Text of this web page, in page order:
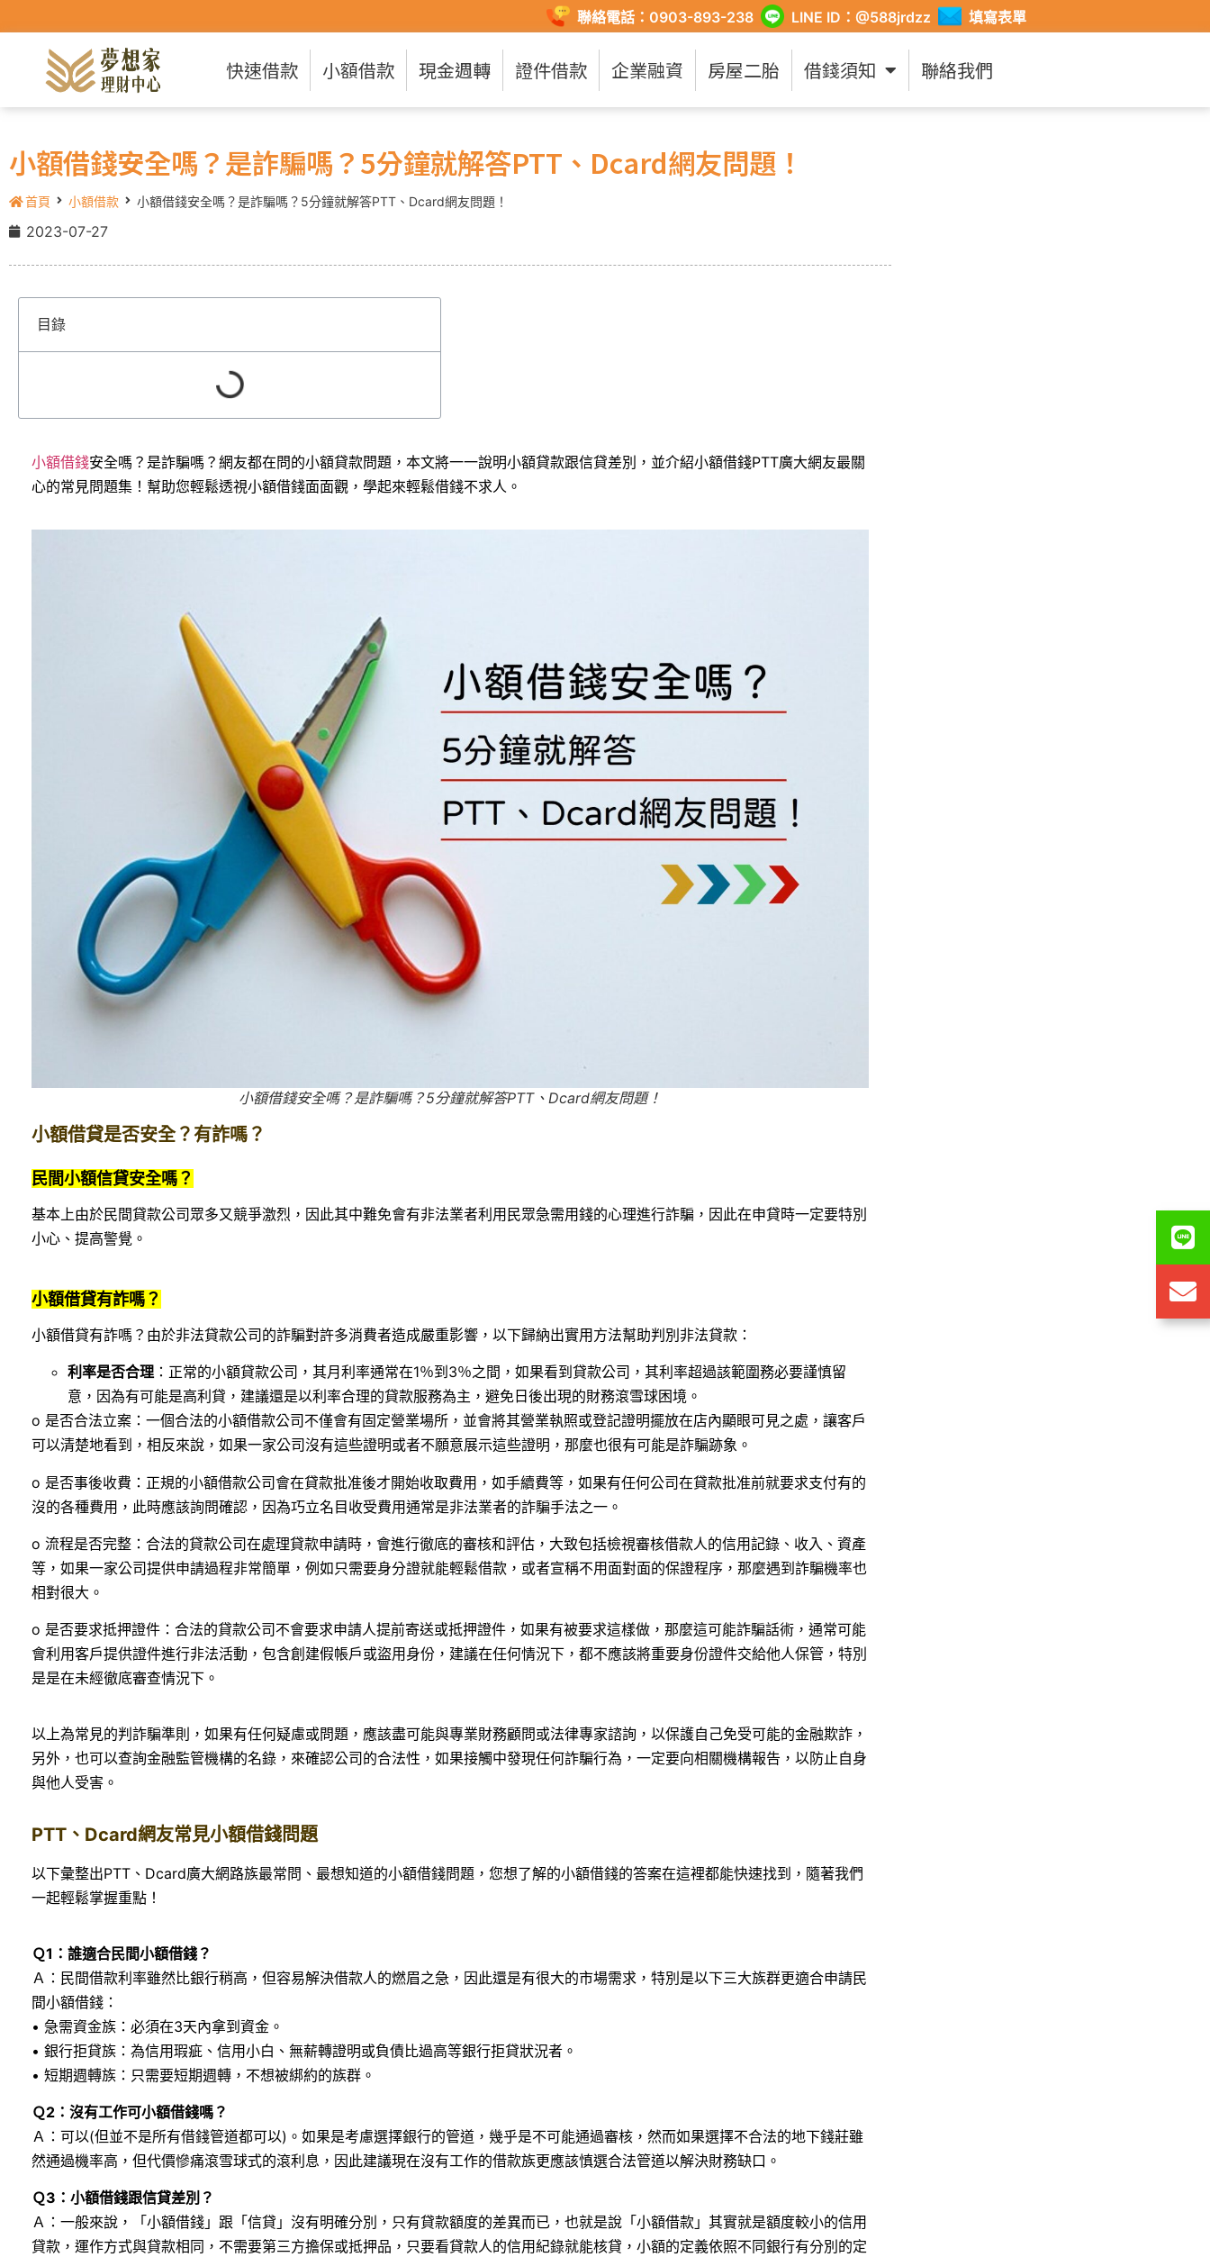
聯絡電話：0903-893-238 LINE ID：@588jrdzz 填寫表單
快速借款 小額借款 現金週轉 證件借款 企業融資 房屋二胎 借錢須知 聯絡我們
小額借錢安全嗎？是詐騙嗎？5分鐘就解答PTT、Dcard網友問題！
首頁 小額借款 小額借錢安全嗎？是詐騙嗎？5分鐘就解答PTT、Dcard網友問題！
2023-07-27
目錄
小額借錢安全嗎？是詐騙嗎？網友都在問的小額貸款問題，本文將一一說明小額貸款跟信貸差別，並介紹小額借錢PTT廣大網友最關
心的常見問題集！幫助您輕鬆透視小額借錢面面觀，學起來輕鬆借錢不求人。
小額借錢安全嗎？是詐騙嗎？5分鐘就解答PTT、Dcard網友問題！
小額借貸是否安全？有詐嗎？
民間小額信貸安全嗎？
基本上由於民間貸款公司眾多又競爭激烈，因此其中難免會有非法業者利用民眾急需用錢的心理進行詐騙，因此在申貸時一定要特別
小心、提高警覺。
小額借貸有詐嗎？
小額借貸有詐嗎？由於非法貸款公司的詐騙對許多消費者造成嚴重影響，以下歸納出實用方法幫助判別非法貸款：
利率是否合理 ：正常的小額貸款公司，其月利率通常在1％到3％之間，如果看到貸款公司，其利率超過該範圍務必要謹慎留
意，因為有可能是高利貸，建議還是以利率合理的貸款服務為主，避免日後出現的財務滾雪球困境。
o 是否合法立案：一個合法的小額借款公司不僅會有固定營業場所，並會將其營業執照或登記證明擺放在店內顯眼可見之處，讓客戶
可以清楚地看到，相反來說，如果一家公司沒有這些證明或者不願意展示這些證明，那麼也很有可能是詐騙跡象。
o 是否事後收費：正規的小額借款公司會在貸款批准後才開始收取費用，如手續費等，如果有任何公司在貸款批准前就要求支付有的
沒的各種費用，此時應該詢問確認，因為巧立名目收受費用通常是非法業者的詐騙手法之一。
o 流程是否完整：合法的貸款公司在處理貸款申請時，會進行徹底的審核和評估，大致包括檢視審核借款人的信用記錄、收入、資產
等，如果一家公司提供申請過程非常簡單，例如只需要身分證就能輕鬆借款，或者宣稱不用面對面的保證程序，那麼遇到詐騙機率也
相對很大。
o 是否要求抵押證件：合法的貸款公司不會要求申請人提前寄送或抵押證件，如果有被要求這樣做，那麼這可能詐騙話術，通常可能
會利用客戶提供證件進行非法活動，包含創建假帳戶或盜用身份，建議在任何情況下，都不應該將重要身份證件交給他人保管，特別
是是在未經徹底審查情況下。
以上為常見的判詐騙準則，如果有任何疑慮或問題，應該盡可能與專業財務顧問或法律專家諮詢，以保護自己免受可能的金融欺詐，
另外，也可以查詢金融監管機構的名錄，來確認公司的合法性，如果接觸中發現任何詐騙行為，一定要向相關機構報告，以防止自身
與他人受害。
PTT、Dcard網友常見小額借錢問題
以下彙整出PTT、Dcard廣大網路族最常問、最想知道的小額借錢問題，您想了解的小額借錢的答案在這裡都能快速找到，隨著我們
一起輕鬆掌握重點！
Ｑ1：誰適合民間小額借錢？
Ａ：民間借款利率雖然比銀行稍高，但容易解決借款人的燃眉之急，因此還是有很大的市場需求，特別是以下三大族群更適合申請民
間小額借錢：
• 急需資金族：必須在3天內拿到資金。
• 銀行拒貸族：為信用瑕疵、信用小白、無薪轉證明或負債比過高等銀行拒貸狀況者。
• 短期週轉族：只需要短期週轉，不想被綁約的族群。
Ｑ2：沒有工作可小額借錢嗎？
Ａ：可以(但並不是所有借錢管道都可以)。如果是考慮選擇銀行的管道，幾乎是不可能通過審核，然而如果選擇不合法的地下錢莊雖
然通過機率高，但代價慘痛滾雪球式的滾利息，因此建議現在沒有工作的借款族更應該慎選合法管道以解決財務缺口。
Ｑ3：小額借錢跟信貸差別？
Ａ：一般來說，「小額借錢」跟「信貸」沒有明確分別，只有貸款額度的差異而已，也就是說「小額借款」其實就是額度較小的信用
貸款，運作方式與貸款相同，不需要第三方擔保或抵押品，只要看貸款人的信用紀錄就能核貸，小額的定義依照不同銀行有分別的定